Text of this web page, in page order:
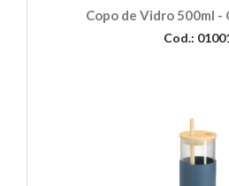
Copo de Vidro 500ml -
Cod.: